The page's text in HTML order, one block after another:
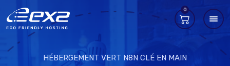
0
HÉBERGEMENT VERT N8N CLÉ EN MAIN